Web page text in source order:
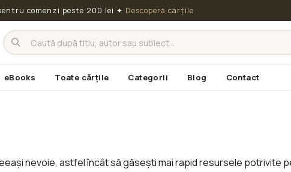
comenzi peste 200 lei ✦ Descoperă cărțile
eBooks Toate cărțile Categorii Blog Contact
nevoie, astfel încât să găsești mai rapid resursele potrivite